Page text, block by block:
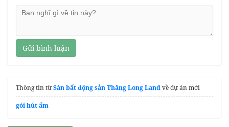
Gửi bình luận
Thông tin từSàn bất động sản Thăng Long Landvề dự án mới
gói hút ẩm